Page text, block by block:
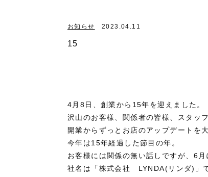
お知らせ 2023.04.11
15
4月8日、創業から15年を迎えました。
沢山のお客様、関係者の皆様、スタッ
開業からずっとお店のアップデートを
今年は15年経過した節目の年。
お客様には関係の無い話しですが、6
社名は「株式会社 LYNDA(リンダ)」で